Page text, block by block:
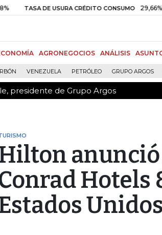
DE USURA CRÉDITO CONSUMO 29,66% +0,87%
AGRONEGOCIOS ANÁLISIS
VENEZUELA PETRÓLEO GRUPO ARGOS
presidente de Grupo Argos
presidente de Grupo Argos
Hotels
Unidos